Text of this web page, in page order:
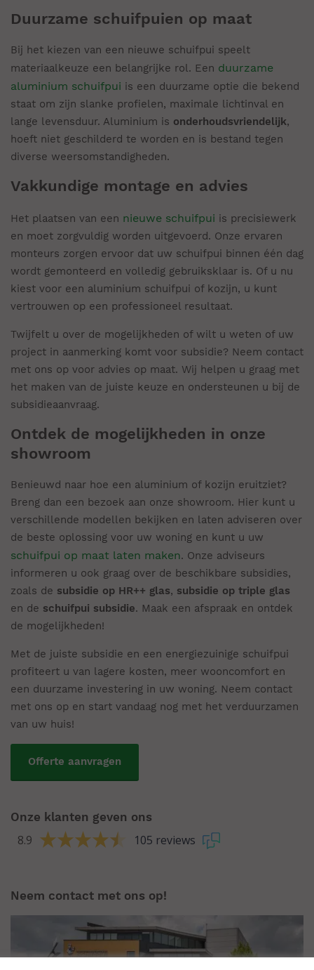
Duurzame schuifpuien op maat
Bij het kiezen van een nieuwe schuifpui speelt
materiaalkeuze een belangrijke rol. Een duurzame
aluminium schuifpui is een duurzame optie die bekend
staat om zijn slanke profielen, maximale lichtinval en
lange levensduur. Aluminium is onderhoudsvriendelijk,
hoeft niet geschilderd te worden en is bestand tegen
diverse weersomstandigheden.
Vakkundige montage en advies
Het plaatsen van een nieuwe schuifpui is precisiewerk
en moet zorgvuldig worden uitgevoerd. Onze ervaren
monteurs zorgen ervoor dat uw schuifpui binnen één dag
wordt gemonteerd en volledig gebruiksklaar is. Of u nu
kiest voor een aluminium schuifpui of kozijn, u kunt
vertrouwen op een professioneel resultaat.
Twijfelt u over de mogelijkheden of wilt u weten of uw
project in aanmerking komt voor subsidie? Neem contact
met ons op voor advies op maat. Wij helpen u graag met
het maken van de juiste keuze en ondersteunen u bij de
subsidieaanvraag.
Ontdek de mogelijkheden in onze
showroom
Benieuwd naar hoe een aluminium of kozijn eruitziet?
Breng dan een bezoek aan onze showroom. Hier kunt u
verschillende modellen bekijken en laten adviseren over
de beste oplossing voor uw woning en kunt u uw
schuifpui op maat laten maken. Onze adviseurs
informeren u ook graag over de beschikbare subsidies,
zoals de subsidie op HR++ glas, subsidie op triple glas
en de schuifpui subsidie. Maak een afspraak en ontdek
de mogelijkheden!
Met de juiste subsidie en een energiezuinige schuifpui
profiteert u van lagere kosten, meer wooncomfort en
een duurzame investering in uw woning. Neem contact
met ons op en start vandaag nog met het verduurzamen
van uw huis!
Offerte aanvragen
Onze klanten geven ons
8.9 105 reviews
Neem contact met ons op!